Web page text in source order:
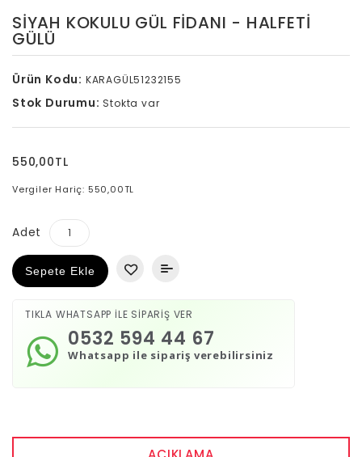
SIYAH KOKULU GÜL FIDANI - HALFETI
GÜLÜ
Ürün Kodu: KARAGÜL51232155
Stok Durumu: Stokta var
550,00TL
Vergiler Hariç: 550,00TL
Adet
Sepete Ekle
TIKLA WHATSAPP İLE SİPARİŞ VER
Whatsapp ile sipariş verebilirsiniz
0532 594 44 67